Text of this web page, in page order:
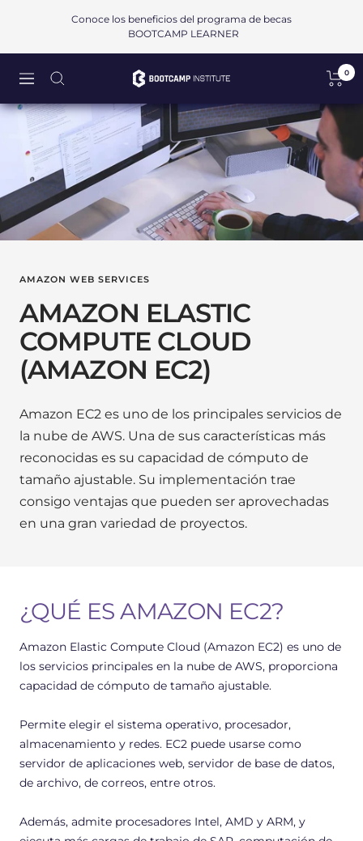
Conoce los beneficios del programa de becas
BOOTCAMP LEARNER
Navigación
Bootcamp
SAPI
de
CV
0
AMAZON WEB SERVICES
AMAZON ELASTIC
COMPUTE CLOUD
(AMAZON EC2)
Amazon EC2 es uno de los principales servicios de
la nube de AWS. Una de sus características más
reconocidas es su capacidad de cómputo de
tamaño ajustable. Su implementación trae
consigo ventajas que pueden ser aprovechadas
en una gran variedad de proyectos.
¿QUÉ ES AMAZON EC2?
Amazon Elastic Compute Cloud (Amazon EC2) es uno de
los servicios principales en la nube de AWS, proporciona
capacidad de cómputo de tamaño ajustable.
Permite elegir el sistema operativo, procesador,
almacenamiento y redes. EC2 puede usarse como
servidor de aplicaciones web, servidor de base de datos,
de archivo, de correos, entre otros.
Además, admite procesadores Intel, AMD y ARM, y